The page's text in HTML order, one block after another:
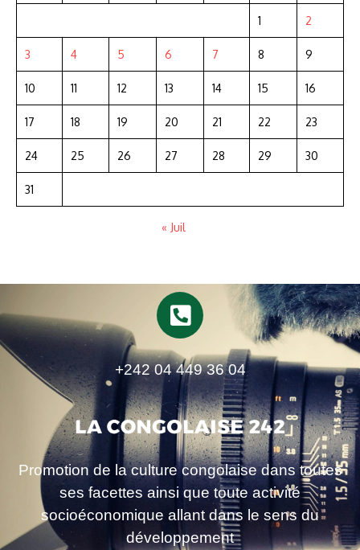
1 2
3 4 5 6 7 8 9
10 11 12 13 14 15 16
17 18 19 20 21 22 23
24 25 26 27 28 29 30
31
« Juil
+242 04 449 36 04
Promotion de la culture congolaise dans toutes
ses facettes ainsi que toute activité
socioéconomique allant dans le sens du
développement